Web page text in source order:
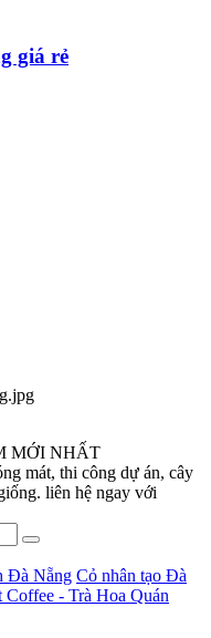
giá rẻ
MỚI NHẤT
mát, thi công dự án, cây
liên hệ ngay với
Đà Nẵng Cỏ nhân tạo Đà
Coffee - Trà Hoa Quán